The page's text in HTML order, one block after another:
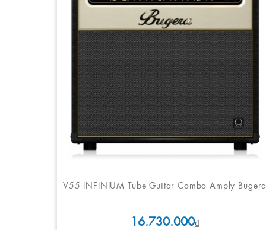
V55 INFINIUM Tube Guitar Combo Amply Bugera
16.730.000₫